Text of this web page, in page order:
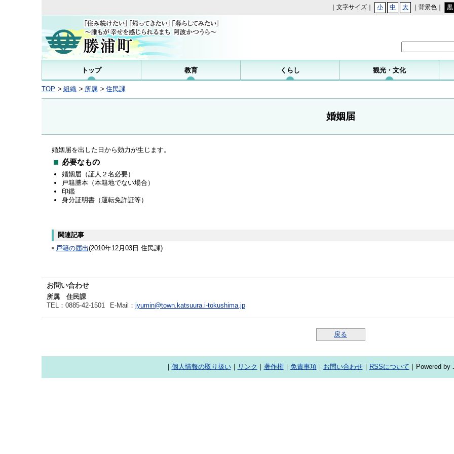
｜文字サイズ｜ 小 中 大 ｜背景色｜ 黒
トップ 教育 くらし 観光・文化
TOP 組織 所属 住民課
婚姻届
婚姻届を出した日から効力が生じます。
必要なもの
婚姻届（証人２名必要）
戸籍謄本（本籍地でない場合）
印鑑
身分証明書（運転免許証等）
関連記事
戸籍の届出(2010年12月03日 住民課)
お問い合わせ
所属 住民課
TEL ：0885-42-1501 E-Mail ： jyumin@town.katsuura.i-tokushima.jp
戻る
｜ 個人情報の取り扱い｜ リンク ｜ 著作権｜ 免責事項｜ お問い合わせ｜ RSSについて ｜Powered by